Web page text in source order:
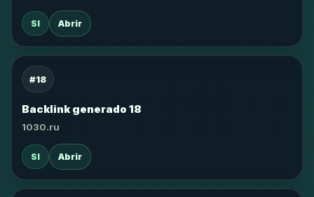
SI Abrir
#18
Backlink generado 18
1030.ru
SI Abrir